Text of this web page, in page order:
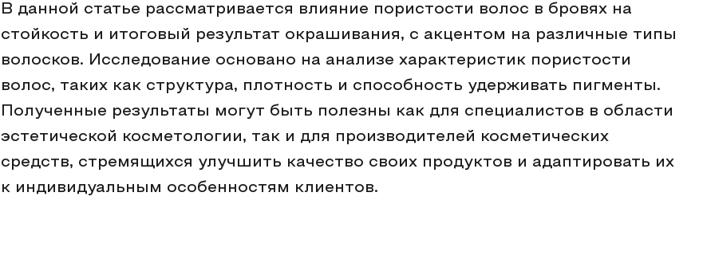
В данной статье рассматривается влияние пористости волос в бровях на
стойкость и итоговый результат окрашивания, с акцентом на различные типы
волосков. Исследование основано на анализе характеристик пористости
волос, таких как структура, плотность и способность удерживать пигменты.
Полученные результаты могут быть полезны как для специалистов в области
эстетической косметологии, так и для производителей косметических
средств, стремящихся улучшить качество своих продуктов и адаптировать их
к индивидуальным особенностям клиентов.